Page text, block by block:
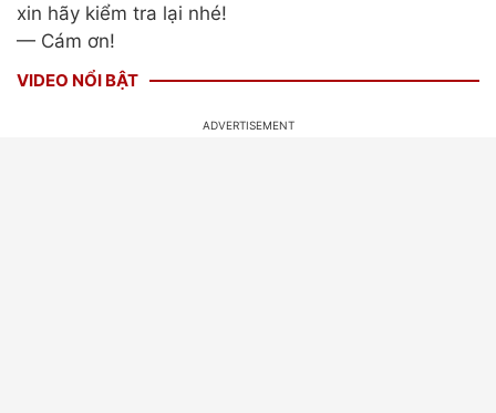
xin hãy kiểm tra lại nhé!
— Cám ơn!
VIDEO NỔI BẬT